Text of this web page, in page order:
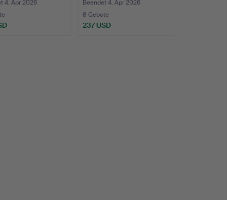
4. Apr 2026
Beendet 4. Apr 2026
8 Gebote
237 USD